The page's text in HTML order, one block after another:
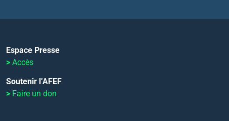
Espace Presse
>Accès
Soutenir l’AFEF
> Faire un don